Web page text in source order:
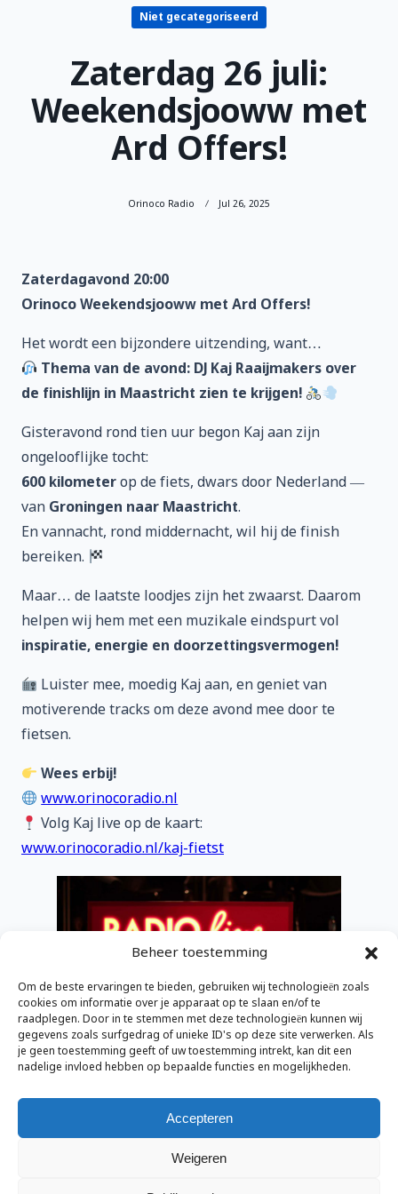
Beheer toestemming
Om de beste ervaringen te bieden, gebruiken wij technologieën zoals
cookies om informatie over je apparaat op te slaan en/of te
raadplegen. Door in te stemmen met deze technologieën kunnen wij
gegevens zoals surfgedrag of unieke ID's op deze site verwerken. Als
je geen toestemming geeft of uw toestemming intrekt, kan dit een
nadelige invloed hebben op bepaalde functies en mogelijkheden.
Accepteren
Weigeren
Niet gecategoriseerd
Zaterdag 26 juli:
Weekendsjooww met
Ard Offers!
Orinoco Radio Jul 26, 2025
Zaterdagavond 20:00
Orinoco Weekendsjooww met Ard Offers!
Het wordt een bijzondere uitzending, want…
Thema van de avond: DJ Kaj Raaijmakers over
de finishlijn in Maastricht zien te krijgen!
Gisteravond rond tien uur begon Kaj aan zijn
ongelooflijke tocht:
600 kilometerop de fiets, dwars door Nederland —
van Groningen naar Maastricht.
En vannacht, rond middernacht, wil hij de finish
bereiken.
Maar… de laatste loodjes zijn het zwaarst. Daarom
helpen wij hem met een muzikale eindspurt vol
inspiratie, energie en doorzettingsvermogen!
Luister mee, moedig Kaj aan, en geniet van
motiverende tracks om deze avond mee door te
fietsen.
Wees erbij!
www.orinocoradio.nl
Volg Kaj live op de kaart:
www.orinocoradio.nl/kaj-fietst